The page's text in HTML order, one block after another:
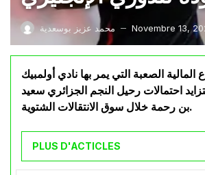
محمد عزيز بوسعدية — Novembre 13,
الصعبة التي يمر بها نادي أولمبيك
احتمالات رحيل النجم الجزائري سعيد
بن رحمة خلال سوق الانتقالات الشتوية.
PLUS D'ACTICLES